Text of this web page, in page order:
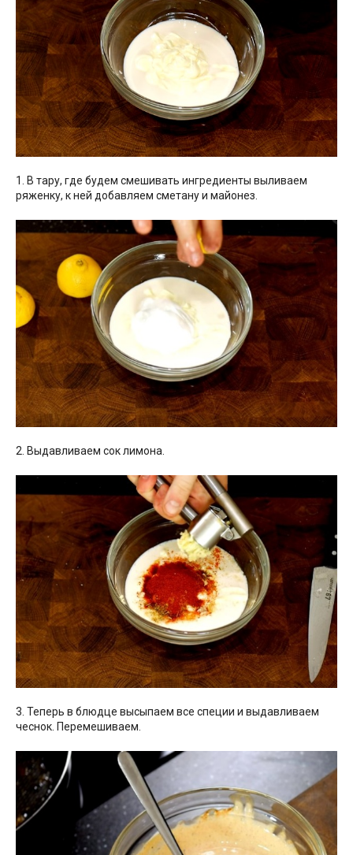
1. В тару, где будем смешивать ингредиенты выливаем
ряженку, к ней добавляем сметану и майонез.
2. Выдавливаем сок лимона.
3. Теперь в блюдце высыпаем все специи и выдавливаем
чеснок. Перемешиваем.